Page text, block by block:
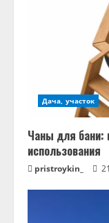
Дача, участок
Чаны для бани:
использования
pristroykin_